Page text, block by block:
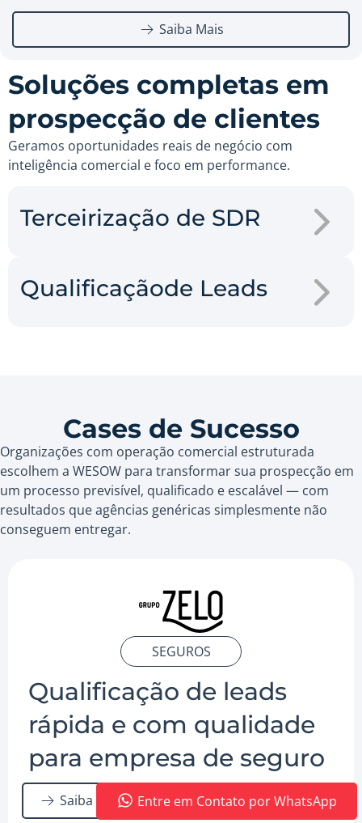
Saiba Mais
Soluções completas em
prospecção de clientes
Geramos oportunidades reais de negócio com
inteligência comercial e foco em performance.
Terceirização de SDR
Qualificaçãode Leads
Cases de Sucesso
Organizações com operação comercial estruturada
escolhem a WESOW para transformar sua prospecção em
um processo previsível, qualificado e escalável — com
resultados que agências genéricas simplesmente não
conseguem entregar.
SEGUROS
Qualificação de leads
rápida e com qualidade
para empresa de seguro
Saiba Mais Entre em Contato por WhatsApp